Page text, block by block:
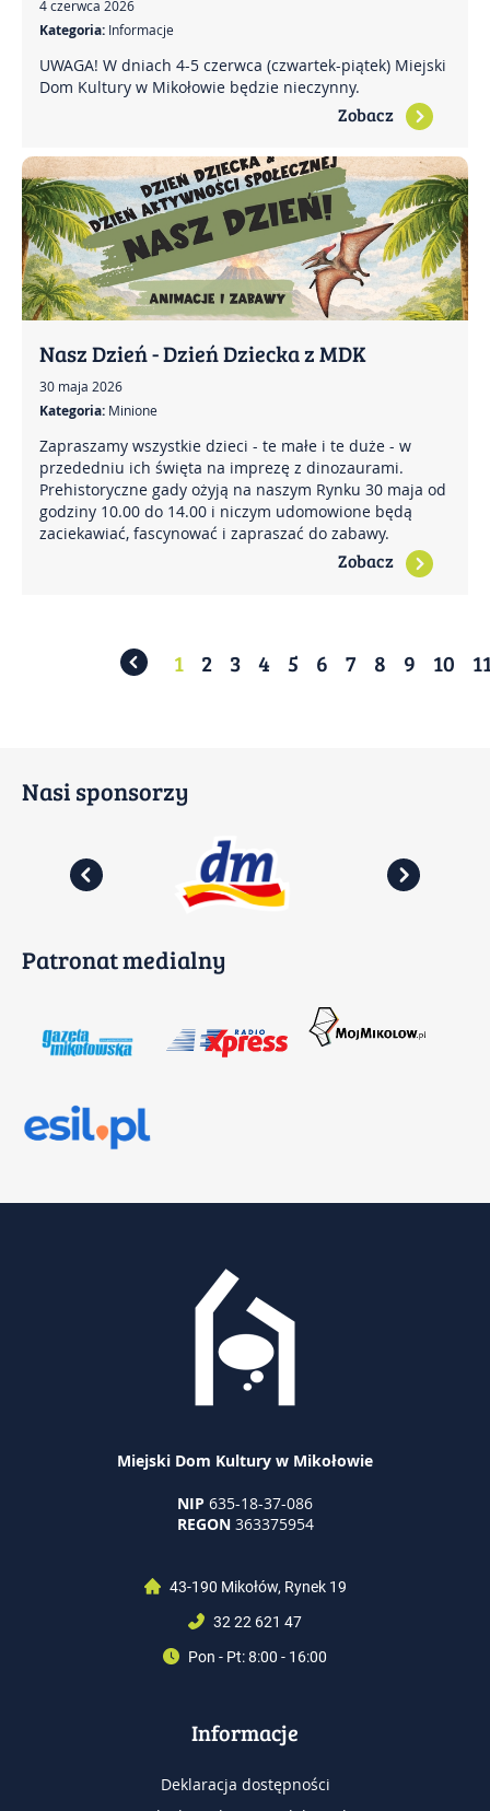
4 czerwca 2026
Kategoria: Informacje
UWAGA! W dniach 4-5 czerwca (czwartek-piątek) Miejski
Dom Kultury w Mikołowie będzie nieczynny.
Zobacz
Nasz Dzień - Dzień Dziecka z MDK
30 maja 2026
Kategoria: Minione
Zapraszamy wszystkie dzieci - te małe i te duże - w
przededniu ich święta na imprezę z dinozaurami.
Prehistoryczne gady ożyją na naszym Rynku 30 maja od
godziny 10.00 do 14.00 i niczym udomowione będą
zaciekawiać, fascynować i zapraszać do zabawy.
Zobacz
1 2 3 4 5 6 7 8 9 10
Nasi sponsorzy
Patronat medialny
Miejski Dom Kultury w Mikołowie
NIP 635-18-37-086
REGON363375954
43-190 Mikołów, Rynek 19
32 22 621 47
Pon - Pt: 8:00 - 16:00
Informacje
Deklaracja dostępności